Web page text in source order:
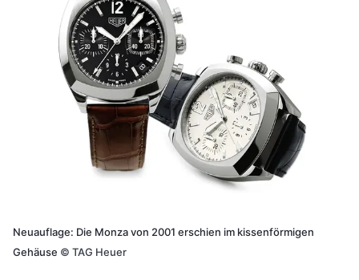
Neuauflage: Die Monza von 2001 erschien im kissenförmigen
Gehäuse © TAG Heuer